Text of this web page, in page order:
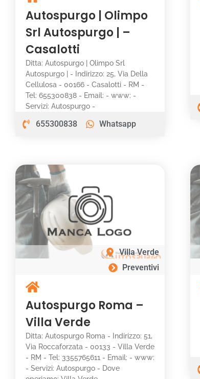
Autospurgo | Olimpo
Srl Autospurgo | –
Casalotti
Ditta: Autospurgo | Olimpo Srl
Autospurgo | - Indirizzo: 25, Via Della
Cellulosa - 00166 - Casalotti - RM -
Tel: 655300838 - Email: - www: -
Servizi: Autospurgo -
655300838 Whatsapp
Villa Verde
Preventivi
Autospurgo Roma –
Villa Verde
Ditta: Autospurgo Roma - Indirizzo: 51,
Via Roccaforzata - 00133 - Villa Verde
- RM - Tel: 3355765611 - Email: - www:
- Servizi: Autospurgo - Dove